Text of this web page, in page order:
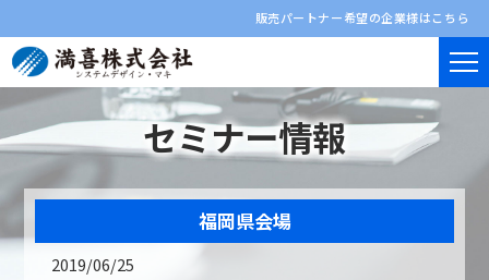
販売パートナー希望の企業様はこちら
セミナー情報
福岡県会場
2019/06/25